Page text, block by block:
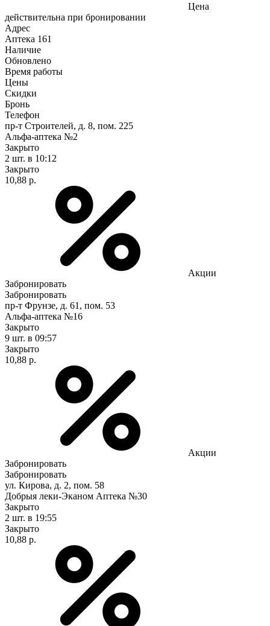
Цена
действительна при бронировании
Адрес
Аптека 161
Наличие
Обновлено
Время работы
Цены
Скидки
Бронь
Телефон
пр-т Строителей, д. 8, пом. 225
Альфа-аптека №2
Закрыто
2 шт. в 10:12
Закрыто
10,88 р.
Акции
Забронировать
Забронировать
пр-т Фрунзе, д. 61, пом. 53
Альфа-аптека №16
Закрыто
9 шт. в 09:57
Закрыто
10,88 р.
Акции
Забронировать
Забронировать
ул. Кирова, д. 2, пом. 58
Добрыя леки-Эканом Аптека №30
Закрыто
2 шт. в 19:55
Закрыто
10,88 р.